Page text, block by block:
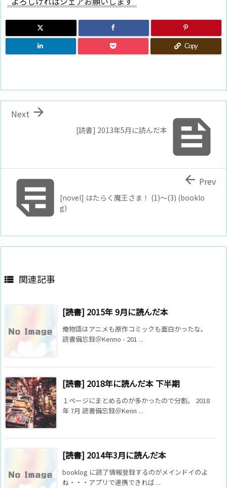
Copy

[読書] 2013年5月に読んだ本

Next
[novel] はたらく魔王さま！ (1)～(3) (booklo
g)
 Prev
 関連記事
[読書] 2015年 9月に読んだ本
俺物語はアニメも原作コミックも面白かったな。
読書備忘録＠Kenno - 201 ...
[読書] 2018年に読んだ本 下半期
１ページにまとめるのが多かったので分割。 2018
年 7月 読書備忘録＠Kenn ...
[読書] 2014年3月に読んだ本
booklog に読了情報登録するのがメインドイのよ
ね・・・アプリで連携できれば ...